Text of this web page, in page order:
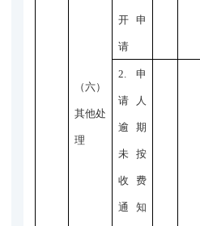
（六）
其他处
理
开申
请
2.申
请人
逾期
未按
收费
通知